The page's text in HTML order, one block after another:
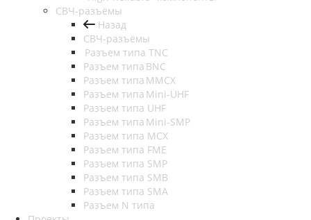
СВЧ-разъёмы
Назад
СВЧ-разъёмы
Разъем типа TNC
Разъем типа BNC
Разъем типа MMCX
Разъем типа Mini-UHF
Разъем типа UHF
Разъем типа Mini-SMP
Разъем типа MCX
Разъем типа FME
Разъем типа SMP
Разъем типа SMB
Разъем типа SMA
Разъем N типа